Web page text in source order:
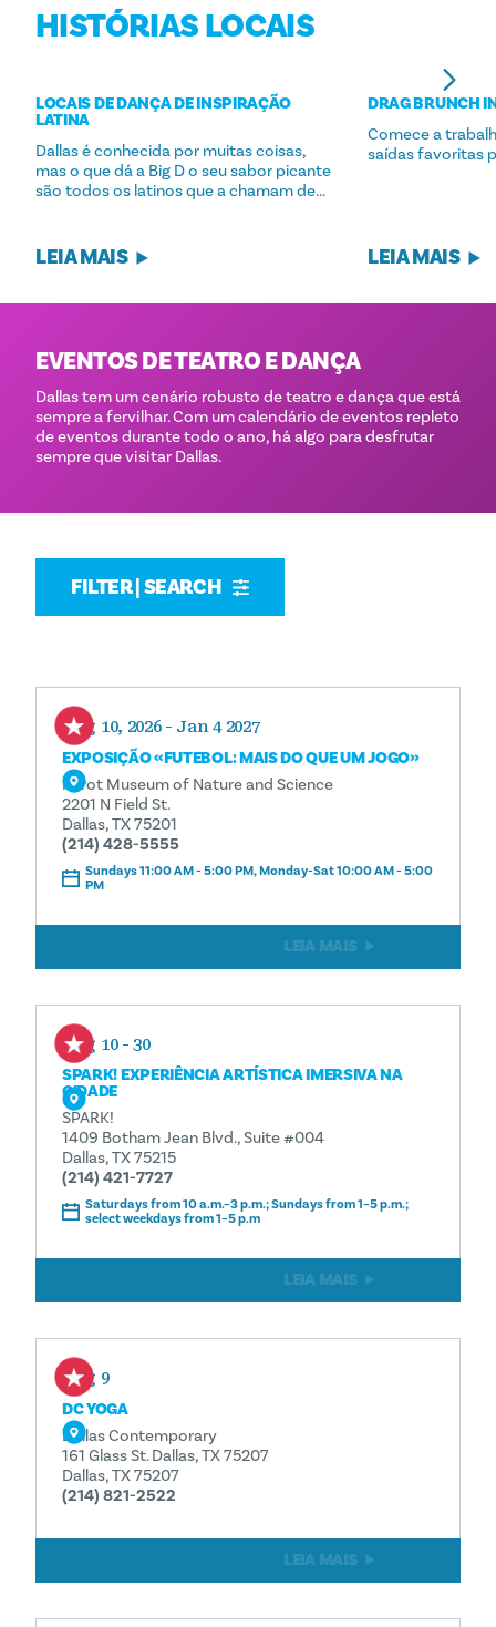
HISTÓRIAS LOCAIS
LOCAIS DE DANÇA DE INSPIRAÇÃO
LATINA
Dallas é conhecida por muitas coisas,
mas o que dá a Big D o seu sabor picante
são todos os latinos que a chamam de...
LEIA MAIS
DRAG BRUNCH
Comece a
saídas favoritas
LEIA MAIS
EVENTOS DE TEATRO E DANÇA
Dallas tem um cenário robusto de teatro e dança que está
sempre a fervilhar. Com um calendário de eventos repleto
de eventos durante todo o ano, há algo para desfrutar
sempre que visitar Dallas.
FILTER | SEARCH
Aug 10, 2026 - Jan 4 2027
EXPOSIÇÃO «FUTEBOL: MAIS DO QUE UM JOGO»
Perot Museum of Nature and Science
2201 N Field St.
Dallas, TX 75201
(214) 428-5555
Sundays 11:00 AM - 5:00 PM, Monday-Sat 10:00 AM - 5:00
PM
LEIA MAIS
Aug 10 - 30
SPARK! EXPERIÊNCIA ARTÍSTICA IMERSIVA NA
CIDADE
SPARK!
1409 Botham Jean Blvd., Suite #004
Dallas, TX 75215
(214) 421-7727
Saturdays from 10 a.m.–3 p.m.; Sundays from 1–5 p.m.;
select weekdays from 1–5 p.m
LEIA MAIS
Aug 9
DC YOGA
Dallas Contemporary
161 Glass St. Dallas, TX 75207
Dallas, TX 75207
(214) 821-2522
LEIA MAIS